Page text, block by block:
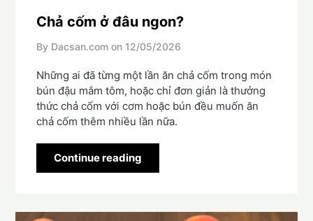
Chả cốm ở đâu ngon?
By Dacsan.com on 12/05/2026
Những ai đã từng một lần ăn chả cốm trong món
bún đậu mắm tôm, hoặc chỉ đơn giản là thưởng
thức chả cốm với cơm hoặc bún đều muốn ăn
chả cốm thêm nhiều lần nữa.
Continue reading